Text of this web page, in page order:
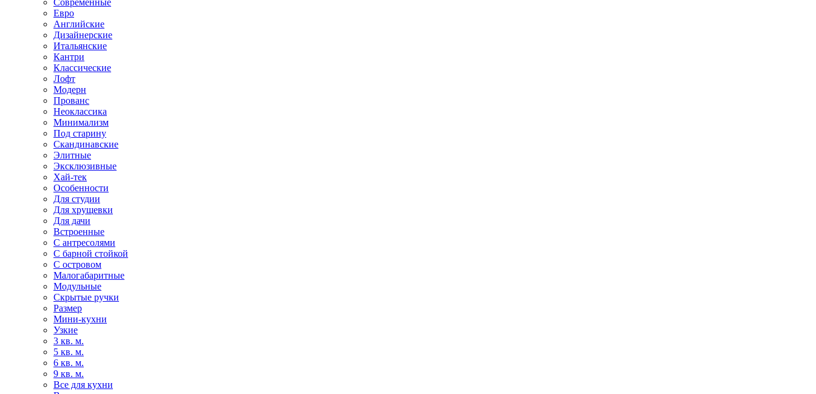
Евро
Английские
Дизайнерские
Итальянские
Кантри
Классические
Лофт
Модерн
Прованс
Неоклассика
Минимализм
Под старину
Скандинавские
Элитные
Эксклюзивные
Хай-тек
Особенности
Для студии
Для хрущевки
Для дачи
Встроенные
С антресолями
С барной стойкой
С островом
Малогабаритные
Модульные
Скрытые ручки
Размер
Мини-кухни
Узкие
3 кв. м.
5 кв. м.
6 кв. м.
9 кв. м.
Все для кухни